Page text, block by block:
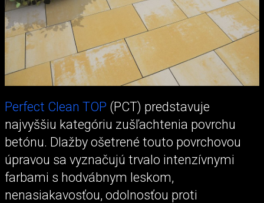
Perfect Clean TOP (PCT) predstavuje
najvyššiu kategóriu zušľachtenia povrchu
betónu. Dlažby ošetrené touto povrchovou
úpravou sa vyznačujú trvalo intenzívnymi
farbami s hodvábnym leskom,
nenasiakavosťou, odolnosťou proti